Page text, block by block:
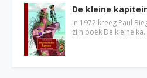
De kleine
In 1972 kreeg Paul
zijn boek De kleine